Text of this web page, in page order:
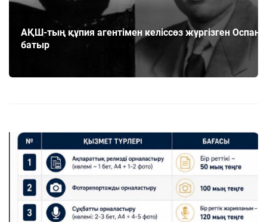
АҚШ-тың құпия агентімен келіссөз жүргізген Оспан
батыр